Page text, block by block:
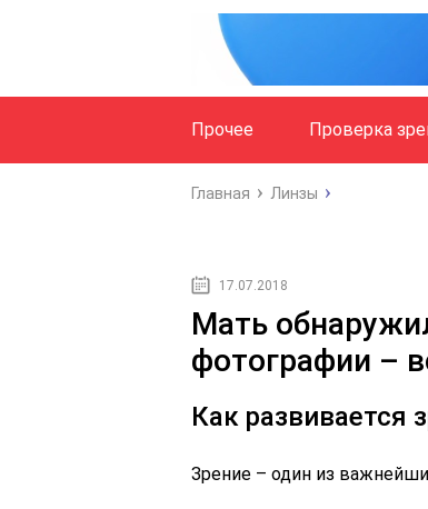
Прочее Проверка
Главная Линзы
17.07.2018
Мать
фотографии –
Как развивается
Зрение – один из